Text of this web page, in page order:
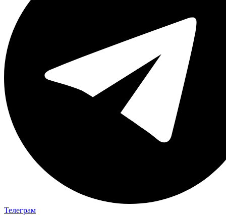
Телеграм